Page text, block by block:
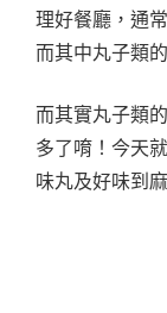
理好餐廳，通
而其中丸子類
而其實丸子類
多了唷！今天
味丸及好味到